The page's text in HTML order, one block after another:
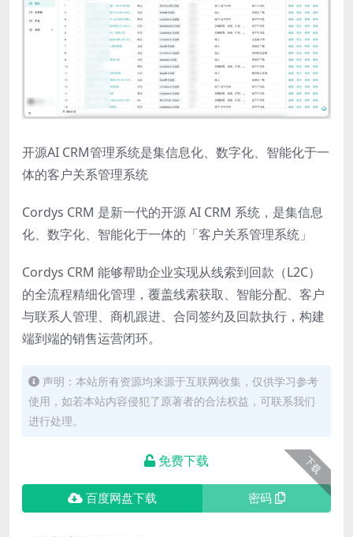
开源AI CRM管理系统是集信息化、数字化、智能化于一
体的客户关系管理系统
Cordys CRM 是新一代的开源 AI CRM 系统，是集信息
化、数字化、智能化于一体的「客户关系管理系统」
Cordys CRM 能够帮助企业实现从线索到回款（L2C）
的全流程精细化管理，覆盖线索获取、智能分配、客户
与联系人管理、商机跟进、合同签约及回款执行，构建
端到端的销售运营闭环。
声明：本站所有资源均来源于互联网收集，仅供学习参考
使用，如若本站内容侵犯了原著者的合法权益，可联系我们
进行处理。
下载
免费下载
百度网盘下载 密码